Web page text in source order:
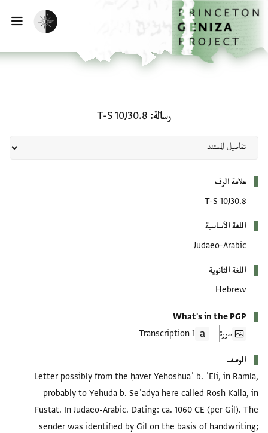
إلى المحتوى الرئيسي
الرئيسية
تفعيل الوضع المظلم
رسالة T-S 10J30.8
علامة الرف
T-S 10J30.8
اللغة الأساسية
Judaeo-Arabic
اللغة الثانوية
Hebrew
What's in the PGP
صورة
1 Transcription
الوصف
Letter possibly from the ḥaver Yehoshuaʿ b. ʿEli, in Ramla,
probably to Yehuda b. Seʿadya here called Rosh Kalla, in
Fustat. In Judaeo-Arabic. Dating: ca. 1060 CE (per Gil). The
sender was identified by Gil on the basis of handwriting;